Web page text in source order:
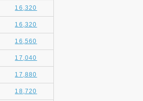
16,320
16,320
16,560
17,040
17,880
18,720